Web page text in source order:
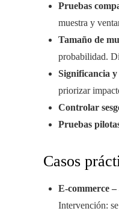
Pruebas
muestra y
Tamaño de
probabilidad.
Significancia
priorizar
Controlar
Pruebas
Casos
E-commerce
Intervención: